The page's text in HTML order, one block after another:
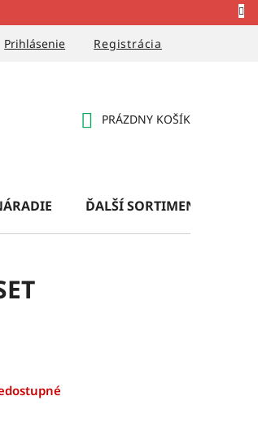
Prihlásenie Registrácia
PRÁZDNY KOŠÍK
ĎALŠÍ SORTIMENT